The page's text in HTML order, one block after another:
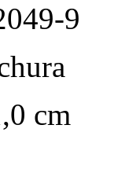
9
cm